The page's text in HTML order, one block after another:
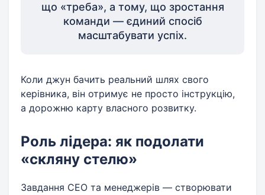
що «треба», а тому, що зростання
команди — єдиний спосіб
масштабувати успіх.
Коли джун бачить реальний шлях свого
керівника, він отримує не просто інструкцію,
а дорожню карту власного розвитку.
Роль лідера: як подолати
«скляну стелю»
Завдання CEO та менеджерів — створювати